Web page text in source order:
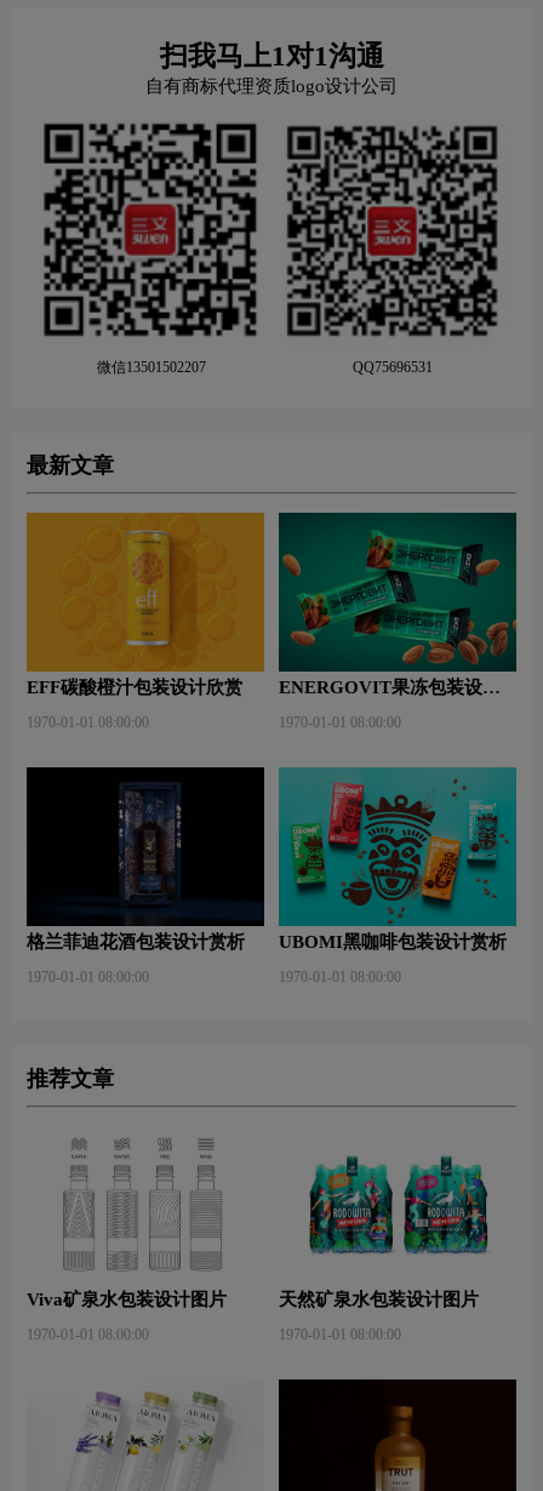
扫我马上1对1沟通
自有商标代理资质logo设计公司
微信13501502207 QQ75696531
最新文章
EFF碳酸橙汁包装设计欣赏
1970-01-01 08:00:00
ENERGOVIT果冻包装设计
1970-01-01 08:00:00
格兰菲迪花酒包装设计赏析
1970-01-01 08:00:00
UBOMI黑咖啡包装设计赏析
1970-01-01 08:00:00
推荐文章
Viva矿泉水包装设计图片
1970-01-01 08:00:00
天然矿泉水包装设计图片
1970-01-01 08:00:00